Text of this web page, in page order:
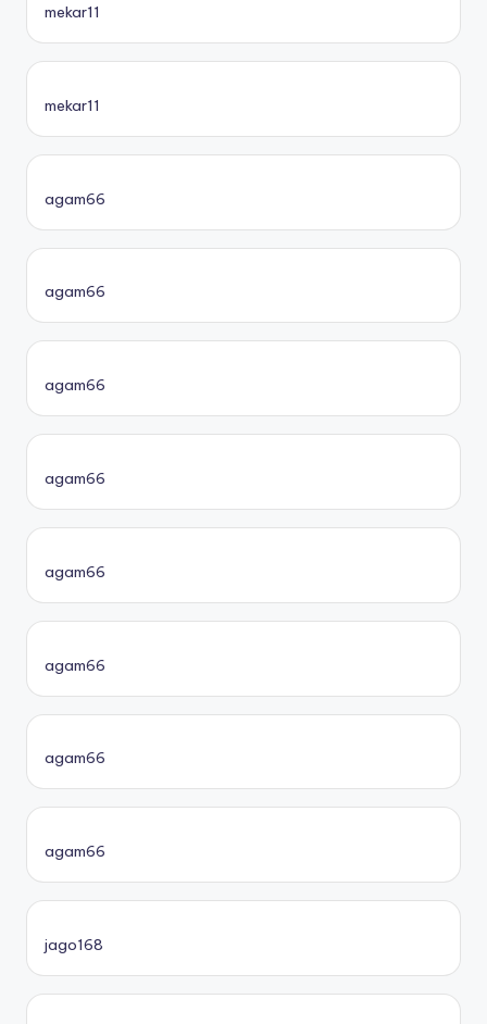
mekar11
mekar11
agam66
agam66
agam66
agam66
agam66
agam66
agam66
agam66
jago168